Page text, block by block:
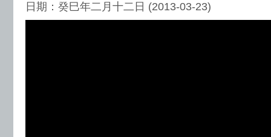
日期：癸巳年二月十二日 (2013-03-23)